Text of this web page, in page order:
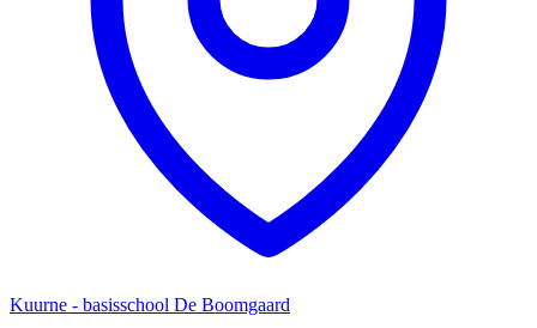
Kuurne - basisschool De Boomgaard